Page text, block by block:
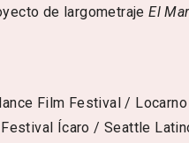
de largometrajeEl Mar
Film Festival /
Ícaro / Seattle